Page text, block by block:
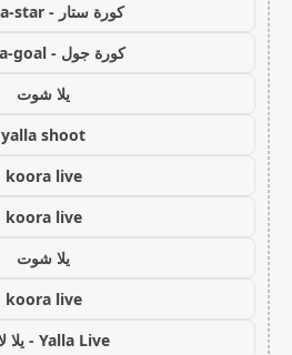
كورة ستار - koora-star
كورة جول - koora-goal
يلا شوت
yalla shoot
koora live
koora live
يلا شوت
koora live
Yalla Live - يلا لايف